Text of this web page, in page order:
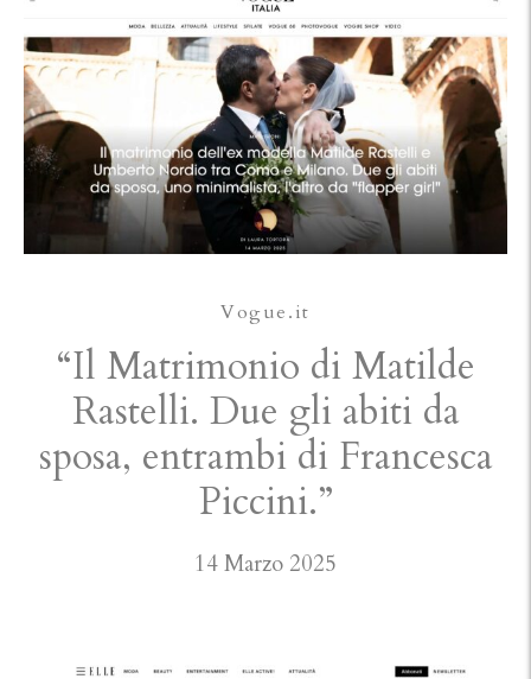
Vogue.it
“Il Matrimonio di Matilde
Rastelli. Due gli abiti da
sposa, entrambi di Francesca
Piccini.”
14 Marzo 2025